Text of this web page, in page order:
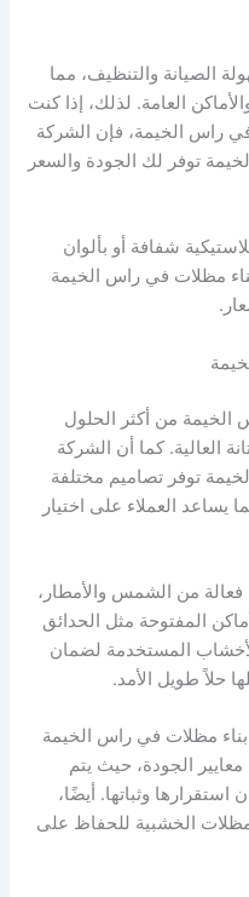
الصيانة والتنظيف، مما
العامة. لذلك، إذا كنت
راس الخيمة، فإن الشركة
توفر لك الجودة والسعر
شفافة أو بألوان
مظلات في راس الخيمة
من أكثر الحلول
العالية. كما أن الشركة
توفر تصاميم مختلفة
العملاء على اختيار
فعالة من الشمس والأمطار،
المفتوحة مثل الحدائق
المستخدمة لضمان
حلاً طويل الأمد.
بناء مظلات في راس الخيمة
الجودة، حيث يتم
وثباتها. أيضًا،
الخشبية للحفاظ على